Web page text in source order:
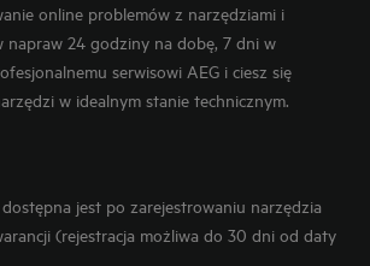
online problemów z narzędziami i
napraw 24 godziny na dobę, 7 dni w
serwisowi AEG i ciesz się
w idealnym stanie technicznym.
jest po zarejestrowaniu narzędzia
(rejestracja możliwa do 30 dni od daty